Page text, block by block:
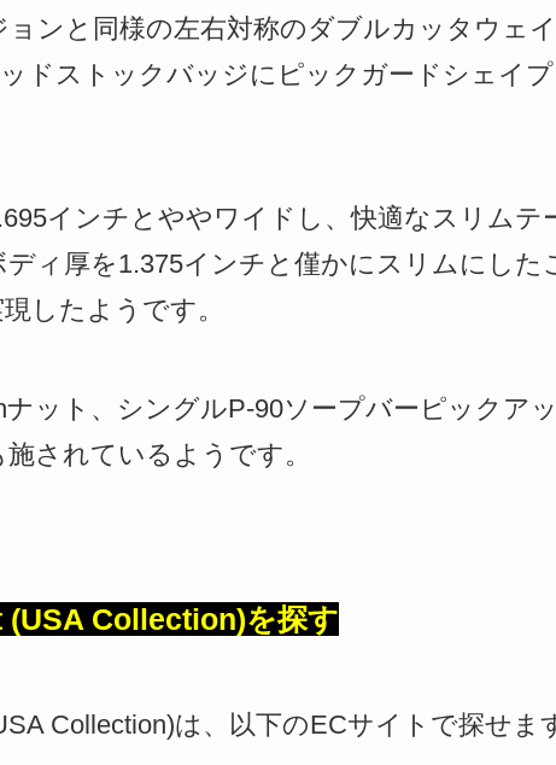
ョンと同様の左右対称のダブルカッタウェ
ッドストックバッジにピックガードシェイ
インチとややワイドし、快適なスリムテ
ディ厚を1.375インチと僅かにスリムにし
したようです。
ナット、シングルP-90ソープバーピックア
されているようです。
Collection)を探す
Collection)は、以下のECサイトで探せま